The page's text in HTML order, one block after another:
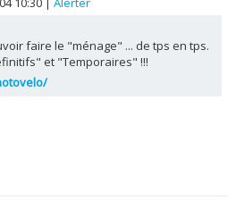
faire le "ménage" ... de tps en tps.
et "Temporaires" !!!